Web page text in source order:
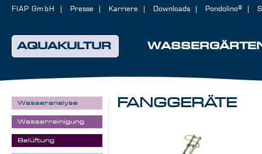
AQUAKULTUR
FIAP GmbH Presse Karriere Downloads Pondolino®
FANGGERÄTE
Wasseranalyse
Wasserreinigung
Belüftung